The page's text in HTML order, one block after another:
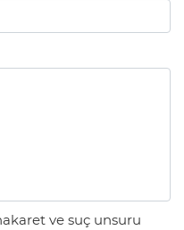
ve suç unsuru